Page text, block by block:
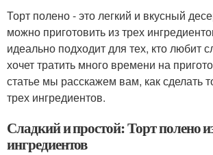
Торт полено - это легкий и вкусный
можно приготовить из трех
идеально подходит для тех, кто любит
хочет тратить много времени на
статье мы расскажем вам, как сделать
трех ингредиентов.
Сладкий и простой: Торт полено
ингредиентов